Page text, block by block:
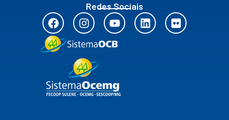
Redes Sociais
F
a
c
e
o
k
I
n
s
t
a
g
r
a
Y
o
u
t
e
L
i
F
l